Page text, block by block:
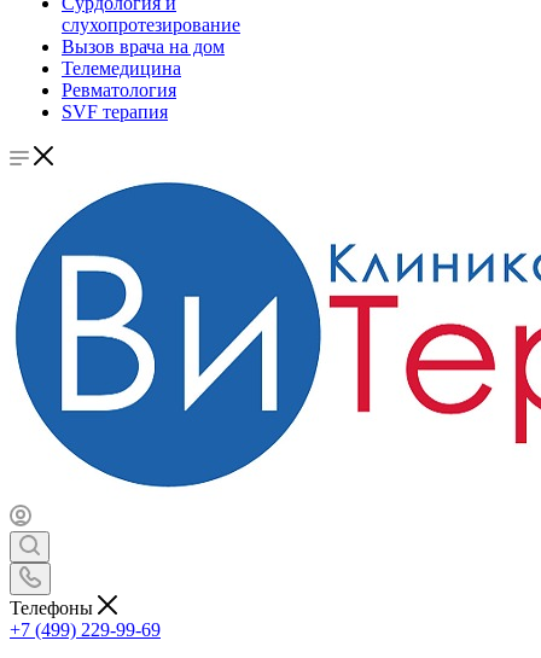
слухопротезирование
Вызов врача на дом
Телемедицина
Ревматология
SVF терапия
Телефоны
+7 (499) 229-99-69